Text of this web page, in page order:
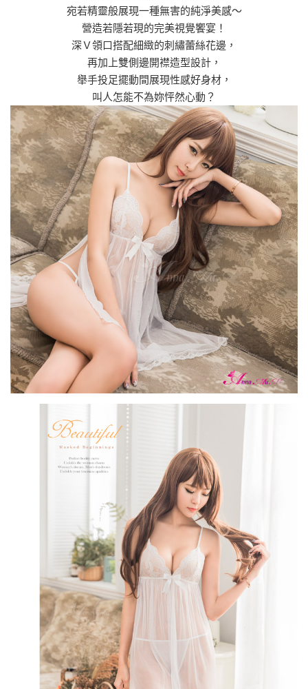
宛若精靈般展現一種無害的純淨美感～
營造若隱若現的完美視覺饗宴！
深Ｖ領口搭配細緻的刺繡蕾絲花邊，
再加上雙側邊開襟造型設計，
舉手投足擺動間展現性感好身材，
叫人怎能不為妳怦然心動？